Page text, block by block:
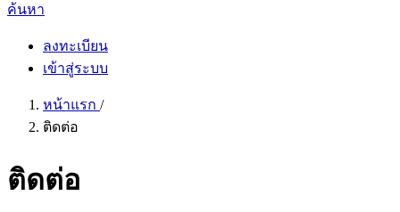
ค้นหา
ลงทะเบียน
เข้าสู่ระบบ
หน้าแรก /
ติดต่อ
ติดต่อ